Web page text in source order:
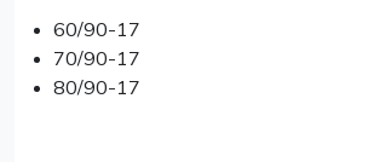
60/90-17
70/90-17
80/90-17